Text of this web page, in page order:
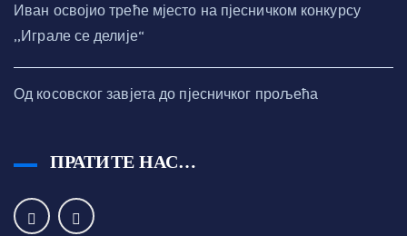
Иван освојио треће мјесто на пјесничком конкурсу
,,Играле се делије“
Од косовског завјета до пјесничког прољећа
ПРАТИТЕ НАС…